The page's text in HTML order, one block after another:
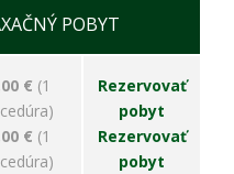
POBYT
€ (1
€ (1
Rezervovať
pobyt
Rezervovať
pobyt
tieto súbory
cookie
odmietnete,
funkcie z
webovej
stránky
zmiznú.